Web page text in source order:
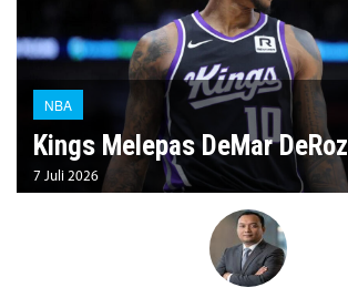
NBA
Kings Melepas DeMar
7 Juli 2026